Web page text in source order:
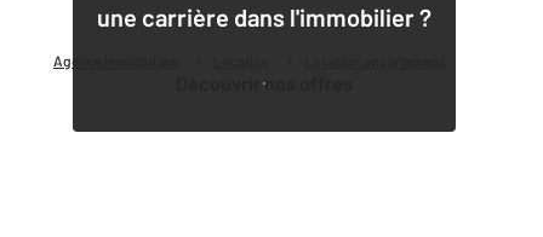
Agence immobilière
une carrière dans l'immobilier ?
Découvrir nos offres